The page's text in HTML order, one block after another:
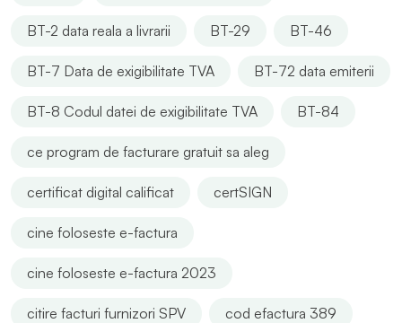
BT-2 data reala a livrarii BT-29 BT-46
BT-7 Data de exigibilitate TVA BT-72 data emiterii
BT-8 Codul datei de exigibilitate TVA BT-84
ce program de facturare gratuit sa aleg
certificat digital calificat certSIGN
cine foloseste e-factura
cine foloseste e-factura 2023
citire facturi furnizori SPV cod efactura 389